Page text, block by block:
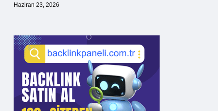
Haziran 23, 2026